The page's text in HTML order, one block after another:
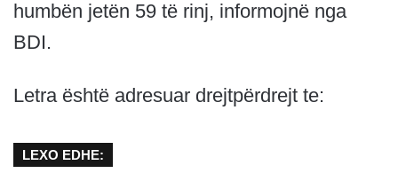
humbën jetën 59 të rinj, informojnë nga
BDI.
Letra është adresuar drejtpërdrejt te:
LEXO EDHE: